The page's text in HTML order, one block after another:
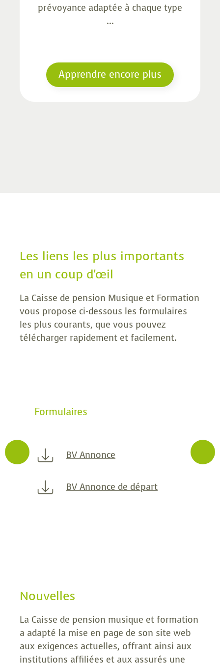
prévoyance adaptée à chaque type
...
Apprendre encore plus
Les liens les plus importants
en un coup d'œil
La Caisse de pension Musique et Formation
vous propose ci-dessous les formulaires
les plus courants, que vous pouvez
télécharger rapidement et facilement.
Formulaires
BV Annonce
BV Annonce de départ
Nouvelles
La Caisse de pension musique et formation
a adapté la mise en page de son site web
aux exigences actuelles, offrant ainsi aux
institutions affiliées et aux assurés une